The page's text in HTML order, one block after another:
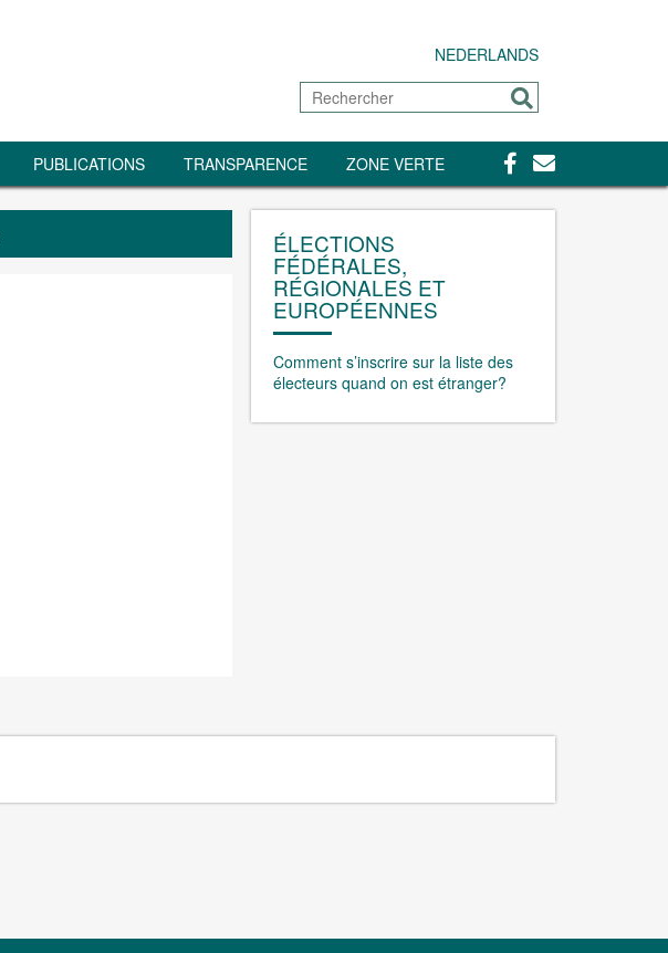
NEDERLANDS
Rechercher
Envoyer
PUBLICATIONS TRANSPARENCE ZONE VERTE Facebook
Contact
ÉLECTIONS
FÉDÉRALES,
RÉGIONALES ET
EUROPÉENNES
Comment s’inscrire sur la liste des
électeurs quand on est étranger?